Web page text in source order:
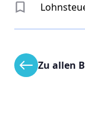
Zu allen